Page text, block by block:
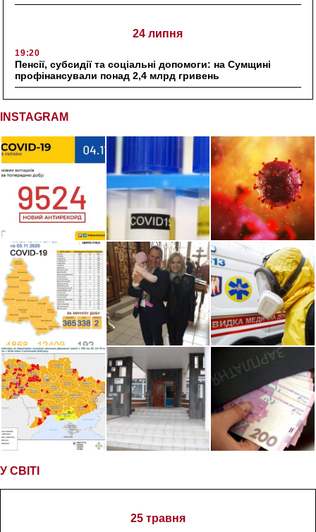
24 липня
19:20
Пенсії, субсидії та соціальні допомоги: на Сумщині
профінансували понад 2,4 млрд гривень
INSTAGRAM
У СВІТІ
25 травня